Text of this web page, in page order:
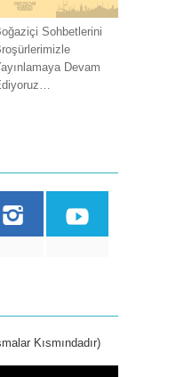
Sohbetlerini
Devam
Kısmındadır)